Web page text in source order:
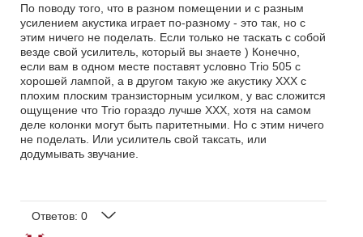
По поводу того, что в разном помещении и с разным
усилением акустика играет по-разному - это так, но с
этим ничего не поделать. Если только не таскать с собой
везде свой усилитель, который вы знаете ) Конечно,
если вам в одном месте поставят условно Trio 505 с
хорошей лампой, а в другом такую же акустику ХХХ с
плохим плоским транзисторным усилком, у вас сложится
ощущение что Trio гораздо лучше ХХХ, хотя на самом
деле колонки могут быть паритетными. Но с этим ничего
не поделать. Или усилитель свой таксать, или
додумывать звучание.
Ответов: 0